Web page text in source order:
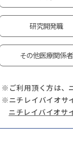
研究開発職
その他医療関係者
※ご利用頂く方は、
※ニチレイバイオサ
ニチレイバイオサ